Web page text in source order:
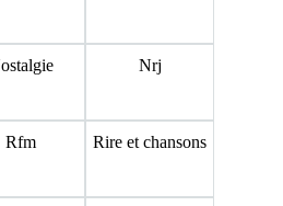
Nrj
Rfm Rire et chansons